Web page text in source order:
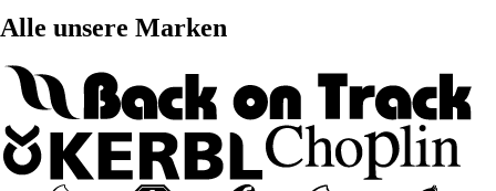
Alle unsere Marken